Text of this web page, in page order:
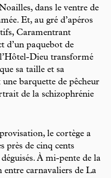
dans le ventre de
Et, au gré d’apéros
Caramentrant
d’un paquebot de
Dieu transformé
sa taille et sa
barquette de pêcheur
de la schizophrénie
le cortège a
près de cinq cents
À mi-pente de la
entre carnavaliers de La